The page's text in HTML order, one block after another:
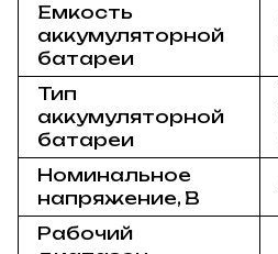
Емкость
аккумуляторной
батареи
Тип
аккумуляторной
батареи
Номинальное
напряжение, В
Рабочий